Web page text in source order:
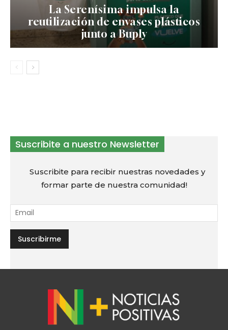
La Serenísima impulsa la
reutilización de envases plásticos
junto a Buply
Suscribite a nuestro Newsletter
Suscribite para recibir nuestras novedades y
formar parte de nuestra comunidad!